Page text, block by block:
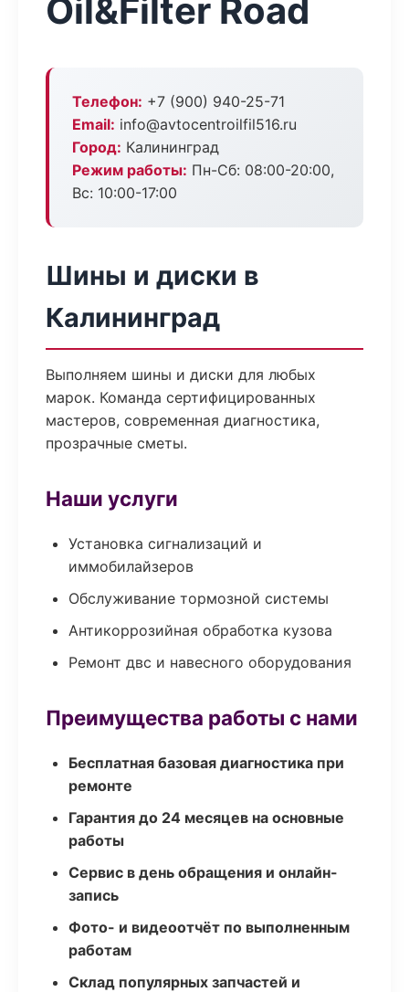
Oil&Filter Road
Телефон: +7 (900) 940-25-71
Email: info@avtocentroilfil516.ru
Город: Калининград
Режим работы: Пн-Сб: 08:00-20:00,
Вс: 10:00-17:00
Шины и диски в
Калининград
Выполняем шины и диски для любых
марок. Команда сертифицированных
мастеров, современная диагностика,
прозрачные сметы.
Наши услуги
Установка сигнализаций и
иммобилайзеров
Обслуживание тормозной системы
Антикоррозийная обработка кузова
Ремонт двс и навесного оборудования
Преимущества работы с нами
Бесплатная базовая диагностика при
ремонте
Гарантия до 24 месяцев на основные
работы
Сервис в день обращения и онлайн-
запись
Фото- и видеоотчёт по выполненным
работам
Склад популярных запчастей и